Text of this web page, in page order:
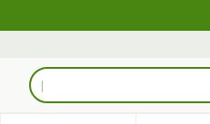
Rechercher